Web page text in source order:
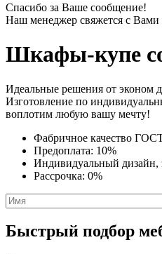
Спасибо за Ваше сообщение!
Наш менеджер свяжется с
Шкафы-купе
Идеальные решения от эконом
Изготовление по
воплотим любую вашу мечту!
Фабричное качество
Предоплата: 10%
Индивидуальный дизайн,
Рассрочка: 0%
Быстрый подбор